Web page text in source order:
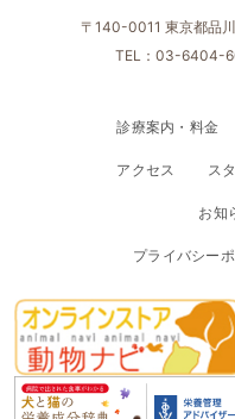
〒140-0011 東京都品
TEL：03-6404-
診療案内・料金
アクセス ス
お知
プライバシー